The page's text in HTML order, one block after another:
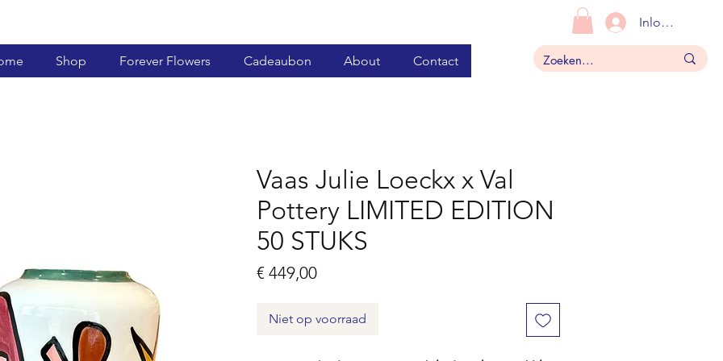
Shop Forever Flowers Cadeaubon About Contact
Inloggen
Vaas Julie Loeckx x Val
Pottery LIMITED EDITION
50 STUKS
€ 449,00Prijs
Niet op voorraad